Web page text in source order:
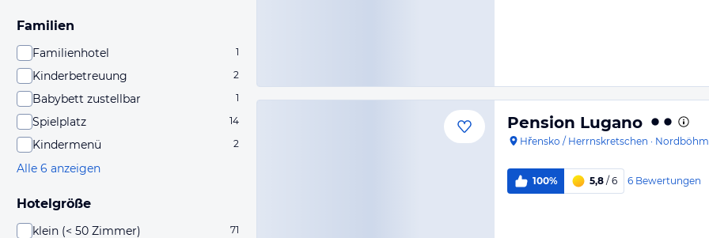
Familien
Familienhotel 1
Kinderbetreuung 2
Babybett zustellbar 1
Spielplatz 14
Kindermenü 2
Alle 6 anzeigen
Hotelgröße
klein (< 50 Zimmer) 71
Pension Lugano
Hřensko / Herrnskretschen ·
100% 5,8 / 6 6 Bewertungen